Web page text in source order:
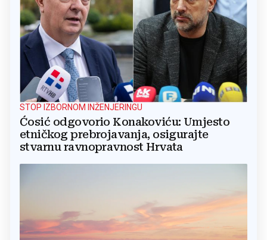
STOP IZBORNOM INŽENJERINGU
Ćosić odgovorio Konakoviću: Umjesto
etničkog prebrojavanja, osigurajte
stvarnu ravnopravnost Hrvata